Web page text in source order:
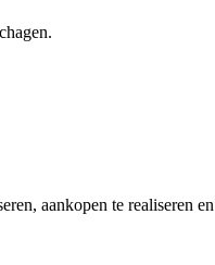
aankopen te realiseren